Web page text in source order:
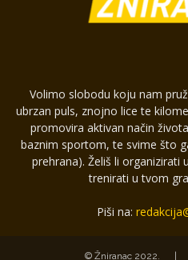
Volimo slobodu koju nam
ubrzan puls, znojno lice te
promovira aktivan način
baznim sportom, te svime što
prehrana). Želiš li organizirati
trenirati u tvom
Piši na:
© Žniranac 2022. |